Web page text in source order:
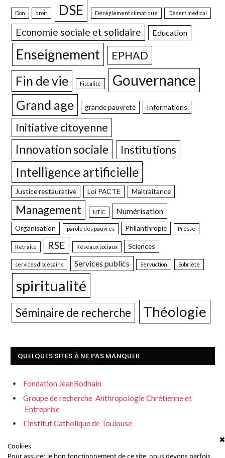
Don droit DSE Dérèglement climatique Désert médical
Economie sociale et solidaire Education
Enseignement EPHAD
Fin de vie Fiscalité Gouvernance
Grand age grande pauvreté Informations
Initiative citoyenne
Innovation sociale Institutions
Intelligence artificielle
Justice restaurative Loi PACTE Maltraitance
Management NTIC Numérisation
Organisation parole des pauvres Philanthropie Presse
Retraite RSE Réseaux sociaux Sciences
services diocésains Services publics Servuction Sobriété
spiritualité
Séminaire de recherche Théologie
QUELQUES SITES À NE PAS MANQUER
Fondation JeanRodhain
Groupe de recherche Anthropologie Chrétienne et
Entreprise
L'institut Catholique de Toulouse
Cookies